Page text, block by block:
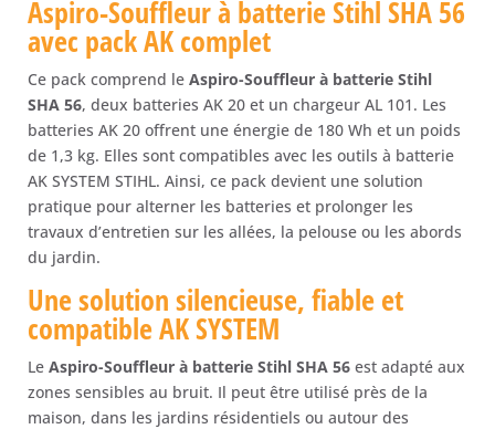
Aspiro-Souffleur à batterie Stihl SHA 56
avec pack AK complet
Ce pack comprend le Aspiro-Souffleur à batterie Stihl
SHA 56, deux batteries AK 20 et un chargeur AL 101. Les
batteries AK 20 offrent une énergie de 180 Wh et un poids
de 1,3 kg. Elles sont compatibles avec les outils à batterie
AK SYSTEM STIHL. Ainsi, ce pack devient une solution
pratique pour alterner les batteries et prolonger les
travaux d’entretien sur les allées, la pelouse ou les abords
du jardin.
Une solution silencieuse, fiable et
compatible AK SYSTEM
Le Aspiro-Souffleur à batterie Stihl SHA 56 est adapté aux
zones sensibles au bruit. Il peut être utilisé près de la
maison, dans les jardins résidentiels ou autour des